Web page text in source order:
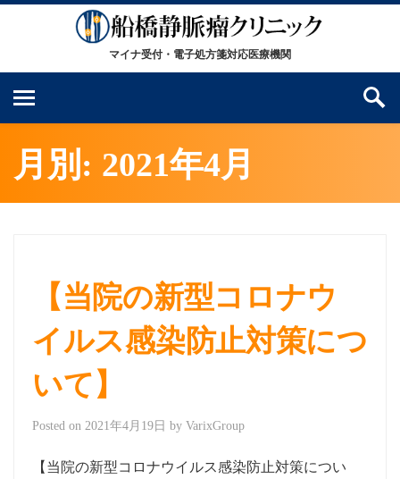
月別: 2021年4月
【当院の新型コロナウ
イルス感染防止対策につ
いて】
Posted on 2021年4月19日 by VarixGroup
【当院の新型コロナウイルス感染防止対策につい